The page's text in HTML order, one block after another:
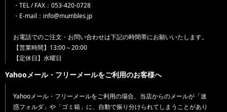
・TEL / FAX：053-420-0728
・E-mail：info@mumbles.jp
お電話でのご注文・お問い合わせは下記の時間帯にお願いいたします。
【営業時間】13:00～20:00
【定休日】水曜日
Yahooメール・フリーメールをご利用のお客様へ
Yahooメール・フリーメールをご利用の場合、当店からのメールが「迷
惑フォルダ」や「ゴミ箱」に、自動で振り分けられてしまうことがあり